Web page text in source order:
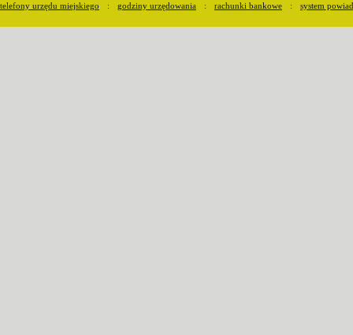
telefony urzędu miejskiego : godziny urzędowania : rachunki bankowe : system